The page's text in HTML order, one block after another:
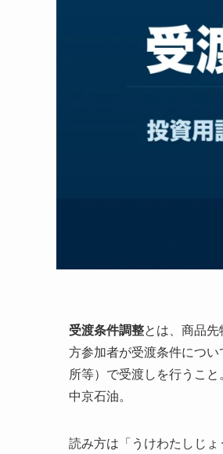
受渡条件調整とは、商品
方参加者が受渡条件につ
所等）で受渡しを行うこ
中京石油。
読み方は「うけわたしじ